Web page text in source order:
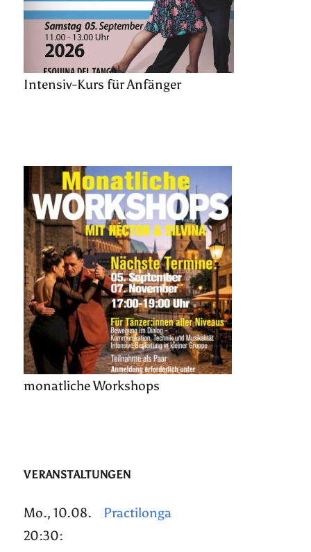
Intensiv-Kurs für Anfänger
monatliche Workshops
VERANSTALTUNGEN
Mo., 10.08.
20:30:
Practilonga